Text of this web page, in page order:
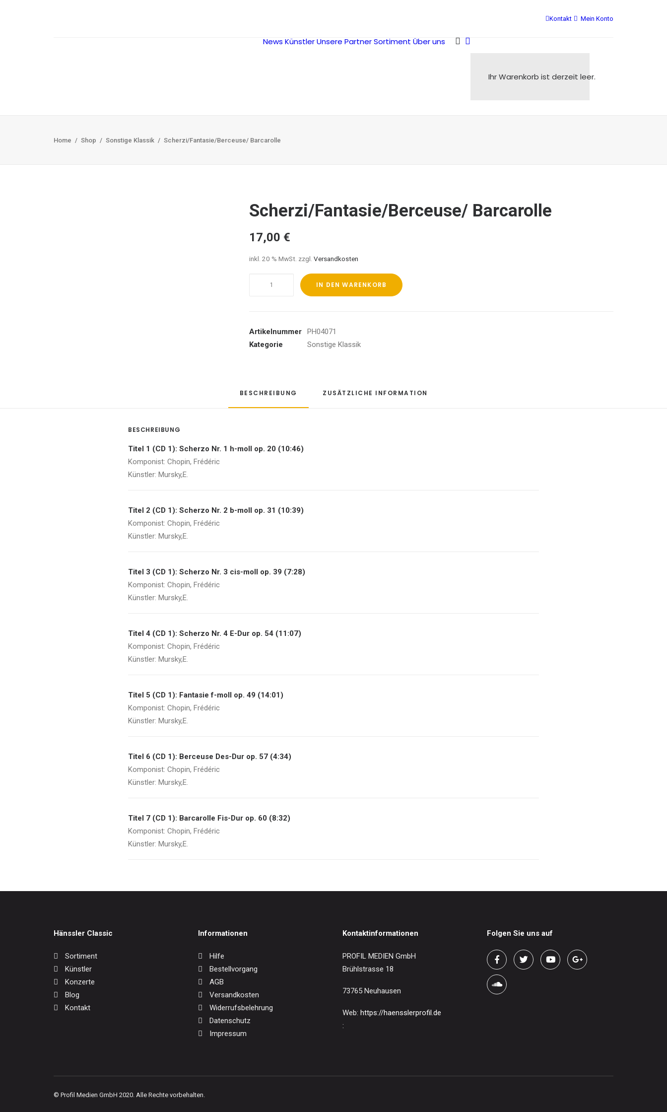
Kontakt Mein Konto
News KünstlerUnsere PartnerSortiment Über uns
Ihr Warenkorb ist derzeit leer.
Home Shop Sonstige Klassik Scherzi/Fantasie/Berceuse/ Barcarolle
Scherzi/Fantasie/Berceuse/ Barcarolle
17,00 €
inkl. 20 % MwSt. zzgl. Versandkosten
Scherzi/Fantasie/Berceuse/
IN DEN WARENKORB
Artikelnummer
PH04071
Kategorie
Sonstige Klassik
BESCHREIBUNG ZUSÄTZLICHE INFORMATION
BESCHREIBUNG
Titel 1 (CD 1): Scherzo Nr. 1 h-moll op. 20 (10:46)
Komponist: Chopin, Frédéric
Künstler: Mursky,E.
Titel 2 (CD 1): Scherzo Nr. 2 b-moll op. 31 (10:39)
Komponist: Chopin, Frédéric
Künstler: Mursky,E.
Titel 3 (CD 1): Scherzo Nr. 3 cis-moll op. 39 (7:28)
Komponist: Chopin, Frédéric
Künstler: Mursky,E.
Titel 4 (CD 1): Scherzo Nr. 4 E-Dur op. 54 (11:07)
Komponist: Chopin, Frédéric
Künstler: Mursky,E.
Titel 5 (CD 1): Fantasie f-moll op. 49 (14:01)
Komponist: Chopin, Frédéric
Künstler: Mursky,E.
Titel 6 (CD 1): Berceuse Des-Dur op. 57 (4:34)
Komponist: Chopin, Frédéric
Künstler: Mursky,E.
Titel 7 (CD 1): Barcarolle Fis-Dur op. 60 (8:32)
Komponist: Chopin, Frédéric
Künstler: Mursky,E.
Hänssler Classic
Sortiment
Künstler
Konzerte
Blog
Kontakt
Informationen
Hilfe
Bestellvorgang
AGB
Versandkosten
Widerrufsbelehrung
Datenschutz
Impressum
Kontaktinformationen
PROFIL MEDIEN GmbH
Brühlstrasse 18
73765 Neuhausen
Web: https://haensslerprofil.de
:
Folgen Sie uns auf
© Profil Medien GmbH 2020. Alle Rechte vorbehalten.